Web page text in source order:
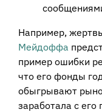
Например,
Мейдоффа
пример ошибки
что его фонды
обыгрывают
заработала с